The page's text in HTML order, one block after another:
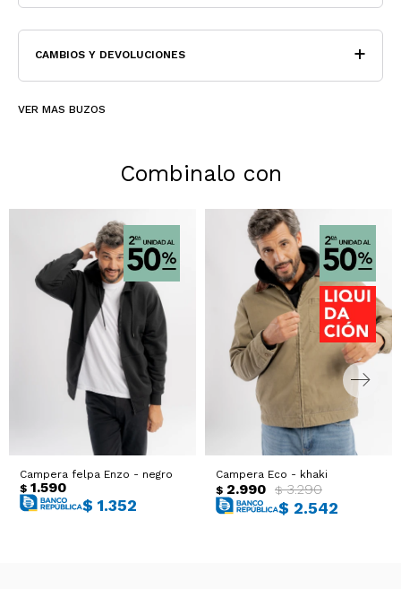
CAMBIOS Y DEVOLUCIONES
VER MAS BUZOS
Combinalo con
Campera felpa Enzo - negro
$ 1.590
$ 1.352
Campera Eco - khaki
$ 2.990 $ 3.290
$ 2.542